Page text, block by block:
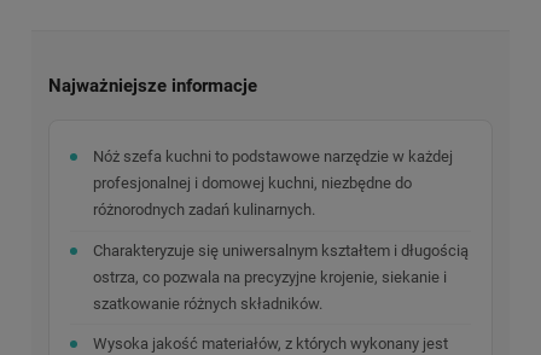
Najważniejsze informacje
Nóż szefa kuchni to podstawowe narzędzie w każdej
profesjonalnej i domowej kuchni, niezbędne do
różnorodnych zadań kulinarnych.
Charakteryzuje się uniwersalnym kształtem i długością
ostrza, co pozwala na precyzyjne krojenie, siekanie i
szatkowanie różnych składników.
Wysoka jakość materiałów, z których wykonany jest